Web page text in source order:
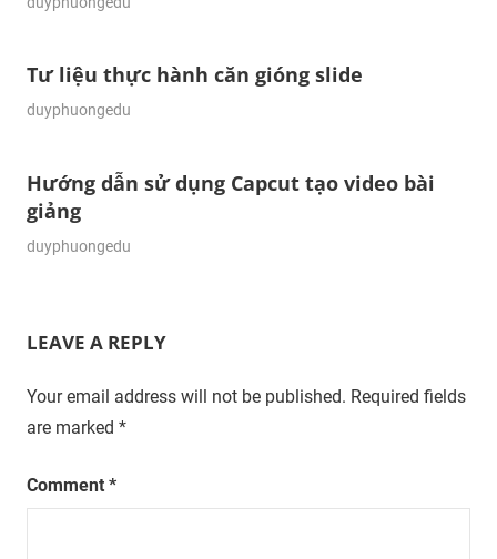
Tư liệu thực hành căn gióng slide
18/01/2024
duyphuongedu
Hướng dẫn sử dụng Capcut tạo video bài
giảng
16/01/2024
duyphuongedu
LEAVE A REPLY
Your email address will not be published. Required fields
are marked *
Comment *